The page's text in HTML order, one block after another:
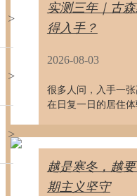
实测三年｜古
得入手？
2026-08-03
很多人问，入手一
在日复一日的居住体
越是寒冬，越
期主义坚守
>
>
>